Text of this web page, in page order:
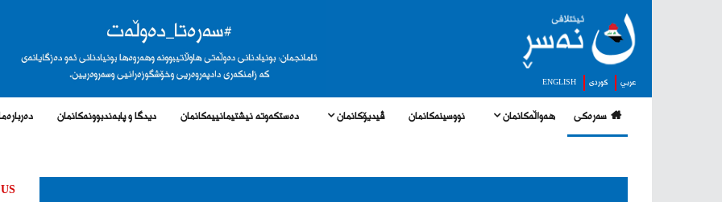
ENGLISH كوردى عربي
سەرەکی هەواڵەکانمان نووسینەکانمان ڤیدیۆکانمان دەستکەوتە نیشتیمانییەکانمان دیدگا و پابەندبوونەکانمان